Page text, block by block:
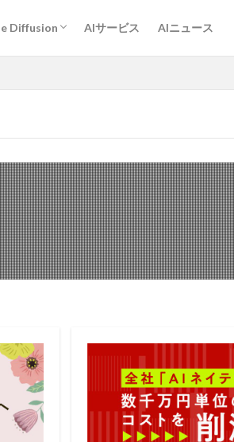
Diffusion AIサービス AIニュース